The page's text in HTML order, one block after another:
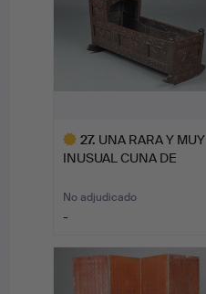
27. UNA RARA Y MUY
INUSUAL CUNA DE
No adjudicado
-
seleccionado